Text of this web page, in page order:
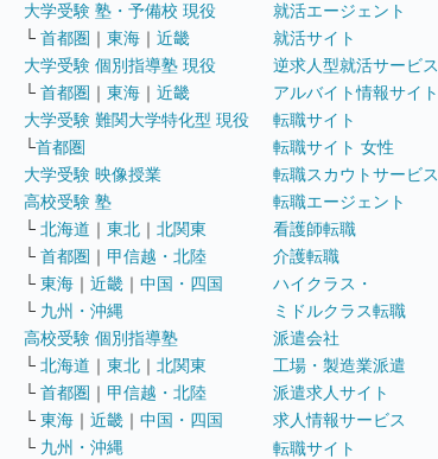
大学受験 塾・予備校 現役
└ 首都圏 ｜ 東海 ｜ 近畿
大学受験 個別指導塾 現役
└ 首都圏 ｜ 東海 ｜ 近畿
大学受験 難関大学特化型 現役
└首都圏
大学受験 映像授業
高校受験 塾
└ 北海道 ｜ 東北 ｜ 北関東
└ 首都圏 ｜ 甲信越・北陸
└ 東海 ｜ 近畿 ｜ 中国・四国
└ 九州・沖縄
高校受験 個別指導塾
└ 北海道 ｜ 東北 ｜ 北関東
└ 首都圏 ｜ 甲信越・北陸
└ 東海 ｜ 近畿 ｜ 中国・四国
└ 九州・沖縄
就活エージェント
就活サイト
逆求人型就活サービス
アルバイト情報サイト
転職サイト
転職サイト 女性
転職スカウトサービス
転職エージェント
看護師転職
介護転職
ハイクラス・
ミドルクラス転職
派遣会社
工場・製造業派遣
派遣求人サイト
求人情報サービス
転職サイト